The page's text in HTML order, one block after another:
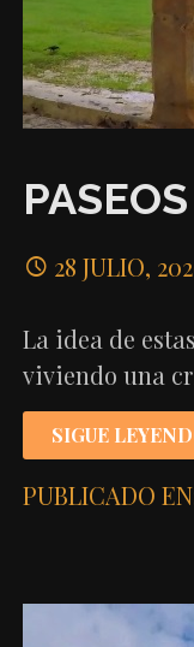
28 JULIO,
La idea de
viviendo una
SIGUE
PUBLICADO